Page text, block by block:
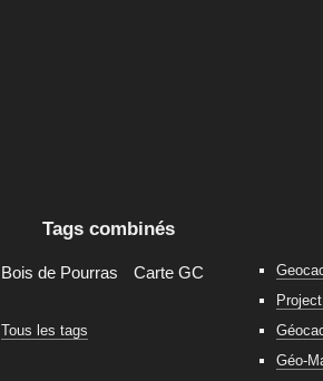
Tags combinés
Bois de Pourras Carte GC
Tous les tags
Géo-